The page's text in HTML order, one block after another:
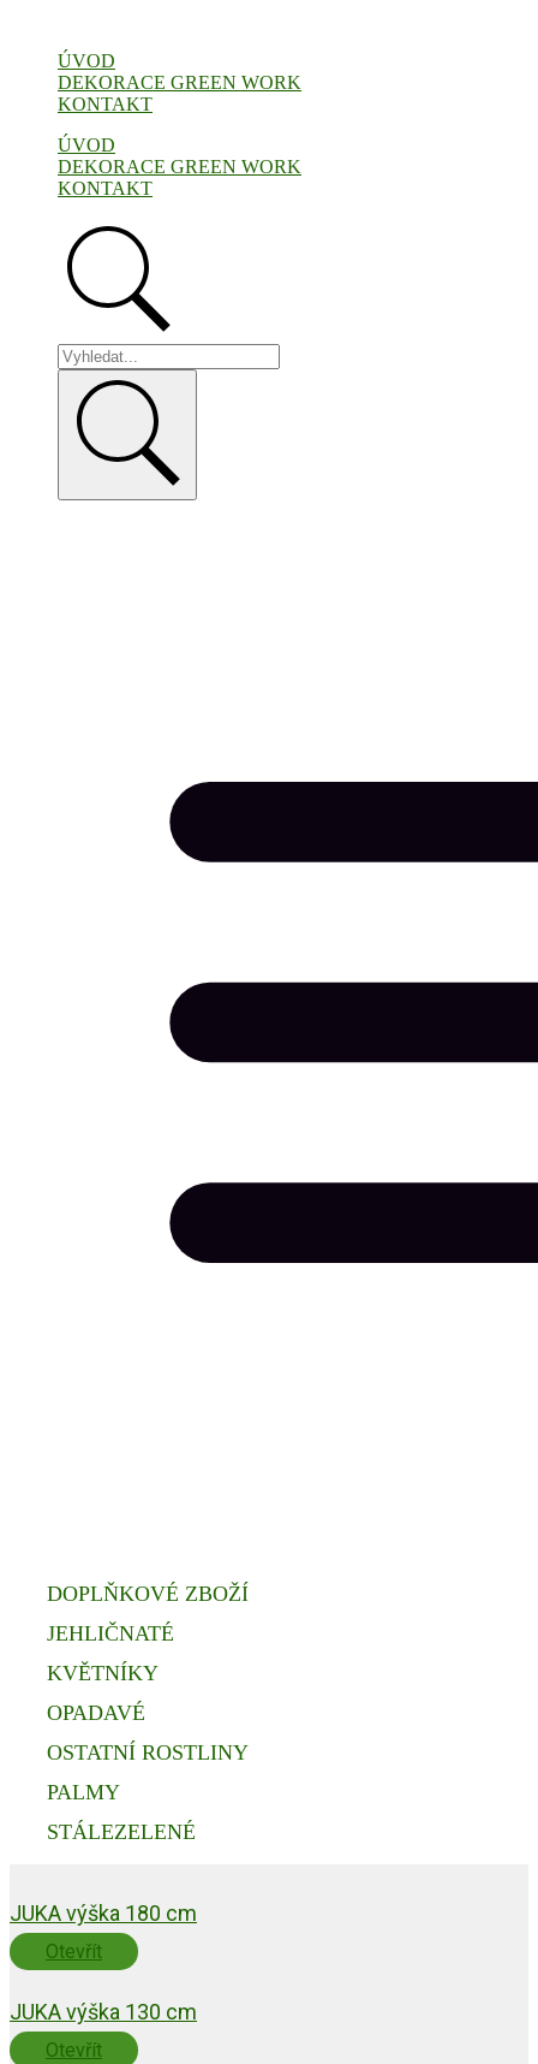
obsahuÚVOD
DEKORACE GREEN WORK
KONTAKT
ÚVOD
DEKORACE GREEN WORK
KONTAKT
DOPLŇKOVÉ ZBOŽÍ
JEHLIČNATÉ
KVĚTNÍKY
OPADAVÉ
OSTATNÍ ROSTLINY
PALMY
STÁLEZELENÉ
JUKA výška 180 cm
Otevřít
JUKA výška 130 cm
Otevřít